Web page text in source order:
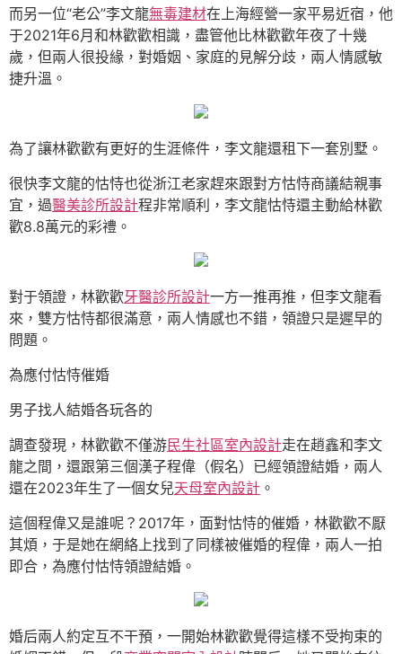
而另一位“老公”李文龍無毒建材在上海經營一家平易近宿，他
于2021年6月和林歡歡相識，盡管他比林歡歡年夜了十幾
歲，但兩人很投緣，對婚姻、家庭的見解分歧，兩人情感敏
捷升溫。
為了讓林歡歡有更好的生涯條件，李文龍還租下一套別墅。
很快李文龍的怙恃也從浙江老家趕來跟對方怙恃商議結親事
宜，過醫美診所設計程非常順利，李文龍怙恃還主動給林歡
歡8.8萬元的彩禮。
對于領證，林歡歡牙醫診所設計一方一推再推，但李文龍看
來，雙方怙恃都很滿意，兩人情感也不錯，領證只是遲早的
問題。
為應付怙恃催婚
男子找人結婚各玩各的
調查發現，林歡歡不僅游民生社區室內設計走在趙鑫和李文
龍之間，還跟第三個漢子程偉（假名）已經領證結婚，兩人
還在2023年生了一個女兒天母室內設計 。
這個程偉又是誰呢？2017年，面對怙恃的催婚，林歡歡不厭
其煩，于是她在網絡上找到了同樣被催婚的程偉，兩人一拍
即合，為應付怙恃領證結婚。
婚后兩人約定互不干預，一開始林歡歡覺得這樣不受拘束的